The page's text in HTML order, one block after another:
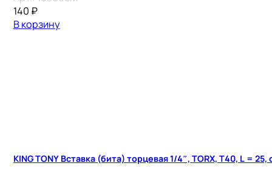
140 ₽
В корзину
KING TONY Вставка (бита) торцевая 1/4″, TORX, T40, L =